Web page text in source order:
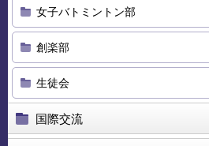
女子バトミントン部
創楽部
生徒会
国際交流